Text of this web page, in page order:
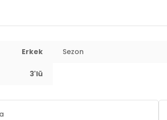
cm / Beden L
Erkek Sezon
3'lü